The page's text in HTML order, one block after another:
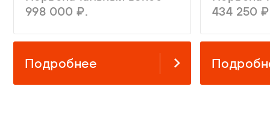
998 000 ₽.
Подробнее
434 250